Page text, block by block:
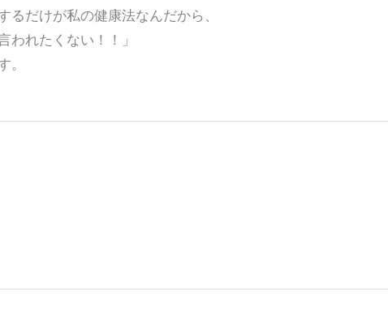
るだけが私の健康法なんだから、
われたくない！！」
。